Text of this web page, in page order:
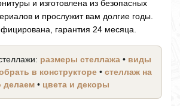
и изготовлена из безопасных
и прослужит вам долгие годы.
гарантия 24 месяца.
размеры стеллажа • виды
в конструкторе • стеллаж на
делаем • цвета и декоры